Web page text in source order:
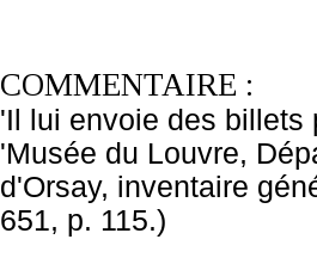
COMMENTAIRE :
'Il lui envoie des billets
'Musée du Louvre,
d'Orsay, inventaire
651, p. 115.)